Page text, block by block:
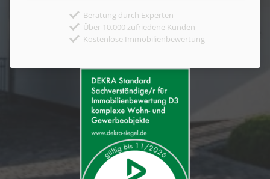
Beratung durch Experten
Über 10.000 zufriedene Kunden
Kostenlose Immobilienbewertung